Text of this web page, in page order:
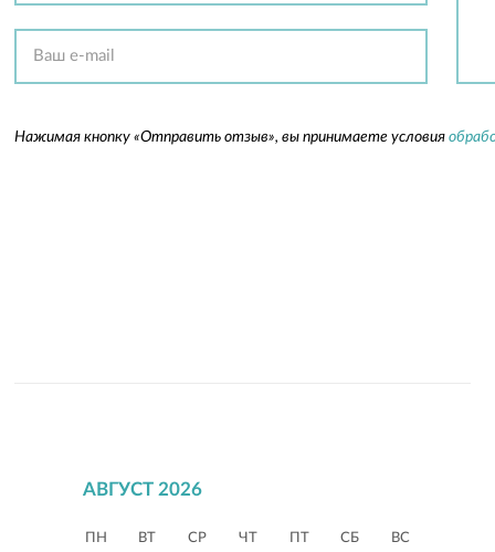
Нажимая кнопку «Отправить отзыв», вы принимаете условия
АВГУСТ 2026
ПН ВТ СР ЧТ ПТ СБ ВС